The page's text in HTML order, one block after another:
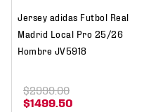
Jersey adidas Futbol Real
Madrid Local Pro 25/26
Hombre JV5918
$1499 50
$2999.00